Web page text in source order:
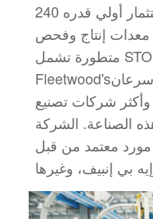
تأسست في عام 2012 باستثمار أولي قدره 240
معدات إنتاج وفحص
متطورة تشمل STOLLE وSLAC وBW
Fleetwood's
شركات تصنيع
الصناعة. الشركة
مورد معتمد من قبل